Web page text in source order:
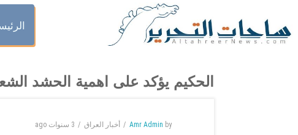
الحكيم يؤكد على اهمية الحشد
by
Amr Admin أخبار العراق 3 سنوات ago